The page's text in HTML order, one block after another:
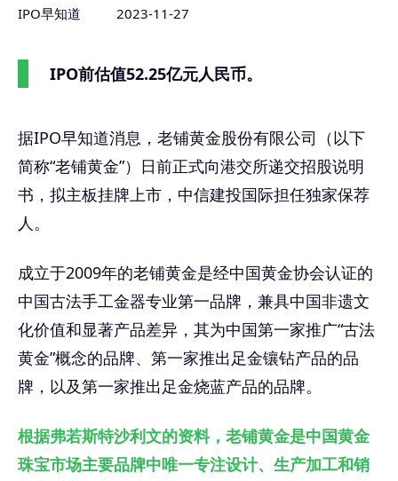
IPO早知道
2023-11-27
IPO前估值52.25亿元人民币。
据IPO早知道消息，老铺黄金股份有限公司（以下
简称“老铺黄金”）日前正式向港交所递交招股说明
书，拟主板挂牌上市，中信建投国际担任独家保荐
人。
成立于2009年的老铺黄金是经中国黄金协会认证的
中国古法手工金器专业第一品牌，兼具中国非遗文
化价值和显著产品差异，其为中国第一家推广“古法
黄金”概念的品牌、第一家推出足金镶钻产品的品
牌，以及第一家推出足金烧蓝产品的品牌。
根据弗若斯特沙利文的资料，老铺黄金是中国黄金
珠宝市场主要品牌中唯一专注设计、生产加工和销